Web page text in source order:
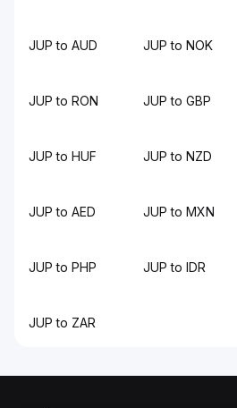
JUP to AUD JUP to NOK
JUP to RON JUP to GBP
JUP to HUF JUP to NZD
JUP to AED JUP to MXN
JUP to PHP JUP to IDR
JUP to ZAR